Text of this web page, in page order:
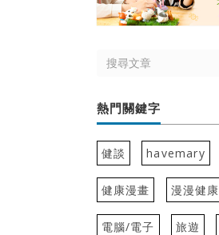
熱門關鍵字
健談 havemary
健康漫畫 漫漫健康
電腦/電子 旅遊